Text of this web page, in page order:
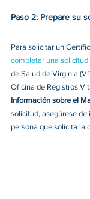
Paso 2: Prepare su
Para solicitar un
completar una solicitud
de Salud de Virginia
Oficina de Registros
Información sobre el
solicitud, asegúrese de
persona que solicita la